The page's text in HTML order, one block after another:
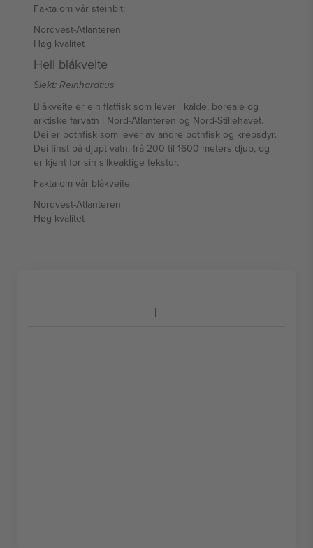
Fakta om vår steinbit:
Nordvest-Atlanteren
Høg kvalitet
Heil blåkveite
Slekt: Reinhardtius
Blåkveite er ein flatfisk som lever i kalde, boreale og
arktiske farvatn i Nord-Atlanteren og Nord-Stillehavet.
Dei er botnfisk som lever av andre botnfisk og krepsdyr.
Dei finst på djupt vatn, frå 200 til 1600 meters djup, og
er kjent for sin silkeaktige tekstur.
Fakta om vår blåkveite:
Nordvest-Atlanteren
Høg kvalitet